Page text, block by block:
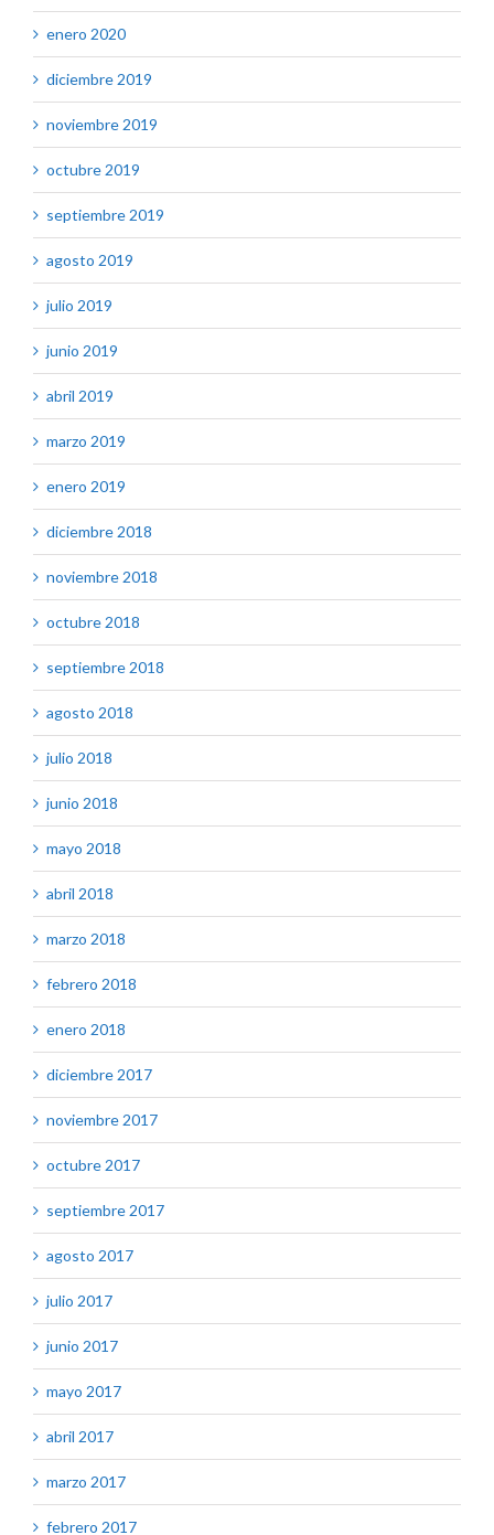
enero 2020
diciembre 2019
noviembre 2019
octubre 2019
septiembre 2019
agosto 2019
julio 2019
junio 2019
abril 2019
marzo 2019
enero 2019
diciembre 2018
noviembre 2018
octubre 2018
septiembre 2018
agosto 2018
julio 2018
junio 2018
mayo 2018
abril 2018
marzo 2018
febrero 2018
enero 2018
diciembre 2017
noviembre 2017
octubre 2017
septiembre 2017
agosto 2017
julio 2017
junio 2017
mayo 2017
abril 2017
marzo 2017
febrero 2017